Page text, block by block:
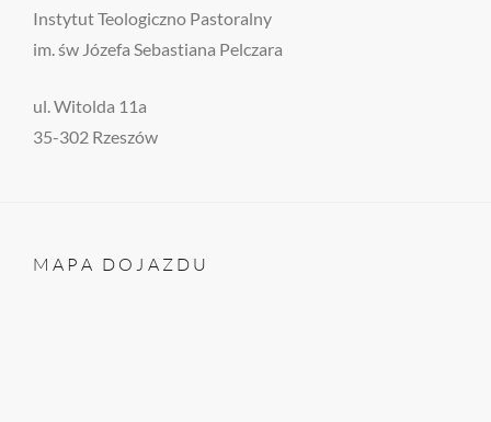
Instytut Teologiczno Pastoralny
im. św Józefa Sebastiana Pelczara
ul. Witolda 11a
35-302 Rzeszów
MAPA DOJAZDU